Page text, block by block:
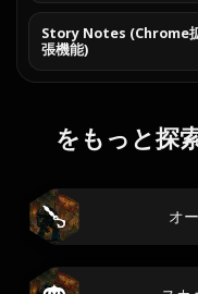
Story Notes (Chrome
張機能)
をもっと探
オ